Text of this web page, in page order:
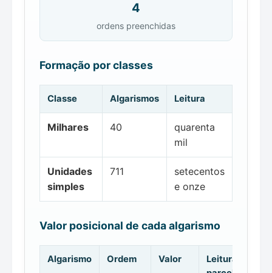
4
ordens preenchidas
Formação por classes
Classe Algarismos Leitura
Milhares 40
quarenta
mil
Unidades
simples
711
setecentos
e onze
Valor posicional de cada algarismo
Algarismo Ordem Valor
Leitura da